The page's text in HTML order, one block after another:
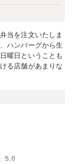
当を注文いたしま
ハンバーグから生
曜日ということも
る店舗があまりな
： 5.0